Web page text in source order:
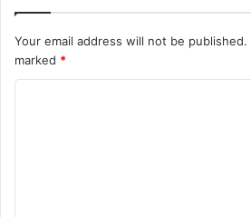
Your email address will not be published.
marked *